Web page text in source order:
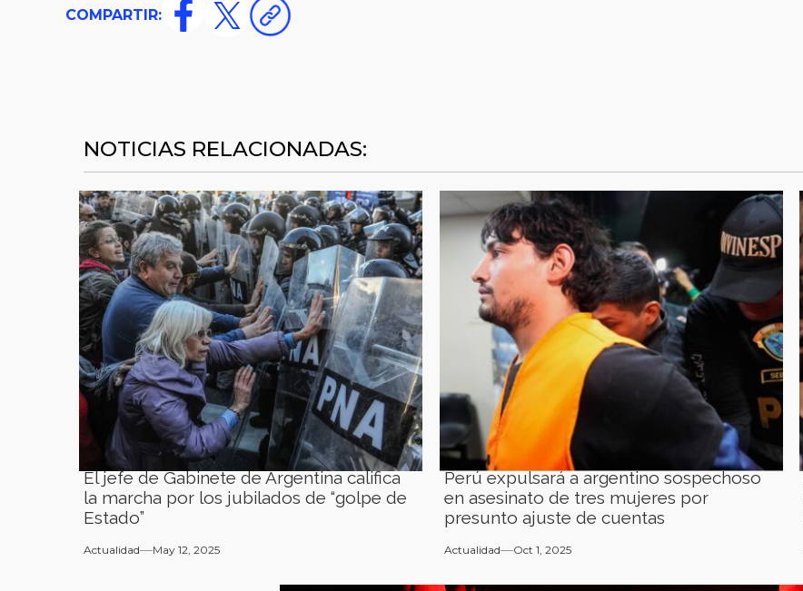
COMPARTIR:
NOTICIAS RELACIONADAS:
El jefe de Gabinete de Argentina califica
la marcha por los jubilados de “golpe de
Estado”
Actualidad May 12, 2025
Perú expulsará a argentino sospechoso
en asesinato de tres mujeres por
presunto ajuste de cuentas
Actualidad Oct 1, 2025